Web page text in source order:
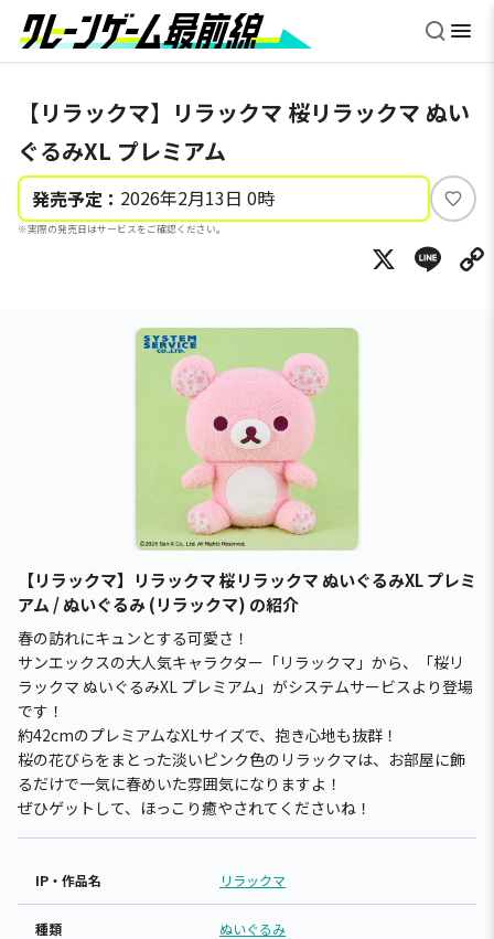
【リラックマ】リラックマ 桜リラックマ ぬい
ぐるみXL プレミアム
発売予定： 2026年2月13日 0時
※実際の発売日はサービスをご確認ください。
い
ね
X
【リラックマ】リラックマ 桜リラックマ ぬいぐるみXL プレミ
アム / ぬいぐるみ (リラックマ) の紹介
春の訪れにキュンとする可愛さ！
サンエックスの大人気キャラクター「リラックマ」から、「桜リ
ラックマ ぬいぐるみXL プレミアム」がシステムサービスより登場
です！
約42cmのプレミアムなXLサイズで、抱き心地も抜群！
桜の花びらをまとった淡いピンク色のリラックマは、お部屋に飾
るだけで一気に春めいた雰囲気になりますよ！
ぜひゲットして、ほっこり癒やされてくださいね！
IP・作品名 リラックマ
種類 ぬいぐるみ